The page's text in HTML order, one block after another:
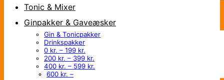
Tonic & Mixer
Ginpakker & Gaveæsker
Gin & Tonicpakker
Drinkspakker
0 kr. – 199 kr.
200 kr. – 399 kr.
400 kr. – 599 kr.
600 kr. –